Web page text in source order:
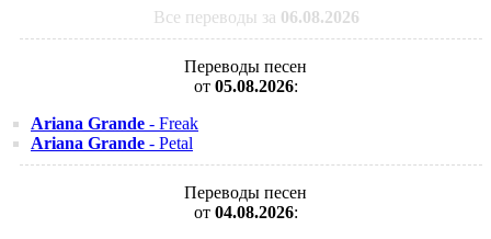
Все переводы за 06.08.2026
Переводы песен
от 05.08.2026:
Ariana Grande - Freak
Ariana Grande - Petal
Переводы песен
от 04.08.2026: